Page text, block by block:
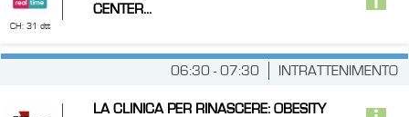
CH: 31 dtt
CENTER...
INTRATTENIMENTO
06:30 - 07:30
LA CLINICA PER RINASCERE: OBESITY